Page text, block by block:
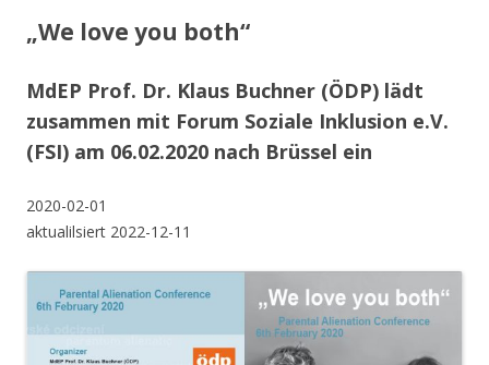
„We love you both“
MdEP Prof. Dr. Klaus Buchner (ÖDP) lädt
zusammen mit Forum Soziale Inklusion e.V.
(FSI) am 06.02.2020 nach Brüssel ein
2020-02-01
aktualilsiert 2022-12-11